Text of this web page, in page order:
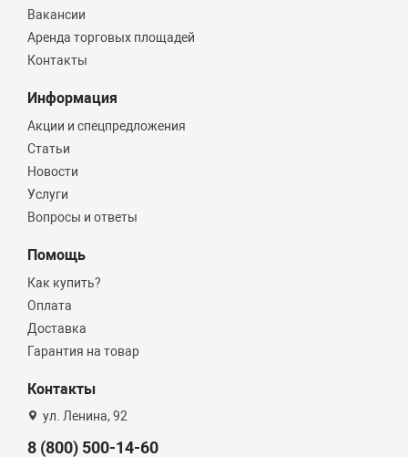
Вакансии
Аренда торговых площадей
Контакты
Информация
Акции и спецпредложения
Статьи
Новости
Услуги
Вопросы и ответы
Помощь
Как купить?
Оплата
Доставка
Гарантия на товар
Контакты
ул. Ленина, 92
8 (800) 500-14-60